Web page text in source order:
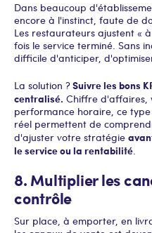
Dans beaucoup
encore à l'instinct, faute de
Les restaurateurs ajustent «
fois le service terminé. Sans
difficile d'anticiper,
La solution ?Suivre les bons
centralisé. Chiffre d'affaires,
performance horaire, ce
réel permettent de
d'ajuster votre stratégie
le service ou la rentabilité.
8. Multiplier les
contrôle
Sur place, à emporter, en